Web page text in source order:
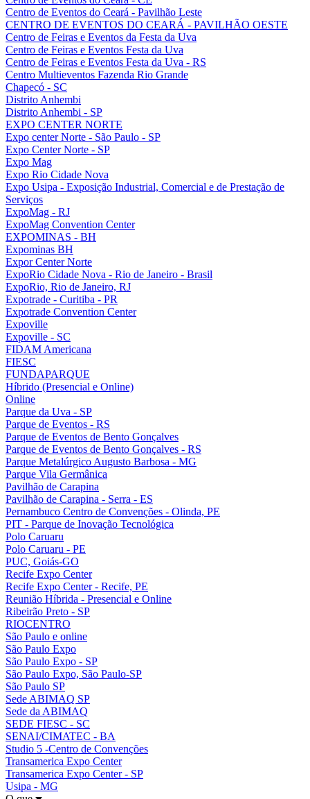
Centro de Eventos do Ceará - Pavilhão Leste
CENTRO DE EVENTOS DO CEARÁ - PAVILHÃO OESTE
Centro de Feiras e Eventos da Festa da Uva
Centro de Feiras e Eventos Festa da Uva
Centro de Feiras e Eventos Festa da Uva - RS
Centro Multieventos Fazenda Rio Grande
Chapecó - SC
Distrito Anhembi
Distrito Anhembi - SP
EXPO CENTER NORTE
Expo center Norte - São Paulo - SP
Expo Center Norte - SP
Expo Mag
Expo Rio Cidade Nova
Expo Usipa - Exposição Industrial, Comercial e de Prestação de
Serviços
ExpoMag - RJ
ExpoMag Convention Center
EXPOMINAS - BH
Expominas BH
Expor Center Norte
ExpoRio Cidade Nova - Rio de Janeiro - Brasil
ExpoRio, Rio de Janeiro, RJ
Expotrade - Curitiba - PR
Expotrade Convention Center
Expoville
Expoville - SC
FIDAM Americana
FIESC
FUNDAPARQUE
Híbrido (Presencial e Online)
Online
Parque da Uva - SP
Parque de Eventos - RS
Parque de Eventos de Bento Gonçalves
Parque de Eventos de Bento Gonçalves - RS
Parque Metalúrgico Augusto Barbosa - MG
Parque Vila Germânica
Pavilhão de Carapina
Pavilhão de Carapina - Serra - ES
Pernambuco Centro de Convenções - Olinda, PE
PIT - Parque de Inovação Tecnológica
Polo Caruaru
Polo Caruaru - PE
PUC, Goiás-GO
Recife Expo Center
Recife Expo Center - Recife, PE
Reunião Híbrida - Presencial e Online
Ribeirão Preto - SP
RIOCENTRO
São Paulo e online
São Paulo Expo
São Paulo Expo - SP
São Paulo Expo, São Paulo-SP
São Paulo SP
Sede ABIMAQ SP
Sede da ABIMAQ
SEDE FIESC - SC
SENAI/CIMATEC - BA
Studio 5 -Centro de Convenções
Transamerica Expo Center
Transamerica Expo Center - SP
Usipa - MG